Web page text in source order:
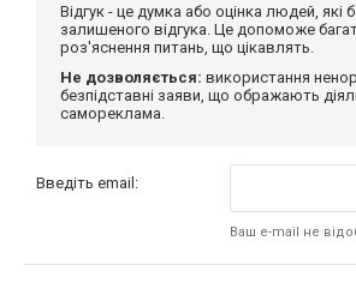
Відгук - це думка або оцінка людей,
залишеного відгука. Це допоможе
роз'яснення питань, що цікавлять.
Не дозволяється: використання
безпідставні заяви, що ображають
самореклама.
Введіть email:
Ваш e-mail не